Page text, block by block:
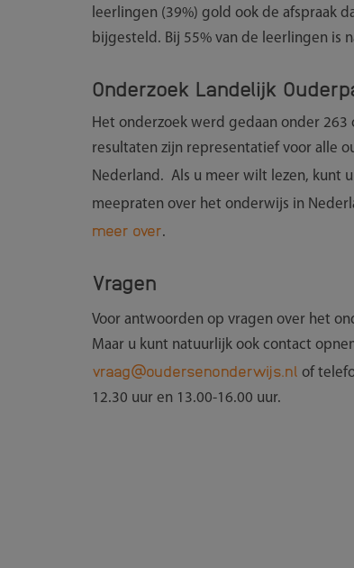
leerlingen (39%) gold ook de afspraak
bijgesteld. Bij 55% van de leerlingen is
Onderzoek Landelijk
Het onderzoek werd gedaan onder
resultaten zijn representatief voor alle
Nederland. Als u meer wilt lezen, kunt
meepraten over het onderwijs in
meer over.
Vragen
Voor antwoorden op vragen over het
Maar u kunt natuurlijk ook contact
vraag@oudersenonderwijs.nl of
12.30 uur en 13.00-16.00 uur.